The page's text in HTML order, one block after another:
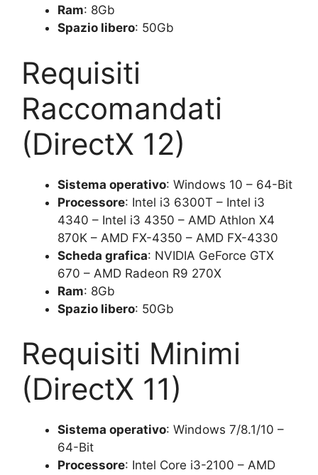
Ram: 8Gb
Spazio libero: 50Gb
Requisiti
Raccomandati
(DirectX 12)
Sistema operativo: Windows 10 – 64-Bit
Processore: Intel i3 6300T – Intel i3
4340 – Intel i3 4350 – AMD Athlon X4
870K – AMD FX-4350 – AMD FX-4330
Scheda grafica: NVIDIA GeForce GTX
670 – AMD Radeon R9 270X
Ram: 8Gb
Spazio libero: 50Gb
Requisiti Minimi
(DirectX 11)
Sistema operativo: Windows 7/8.1/10 –
64-Bit
Processore: Intel Core i3-2100 – AMD